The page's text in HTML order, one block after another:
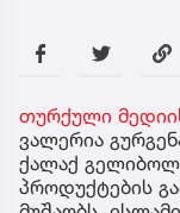
თურქული
ვალერია
ქალაქ
პროდუქტების